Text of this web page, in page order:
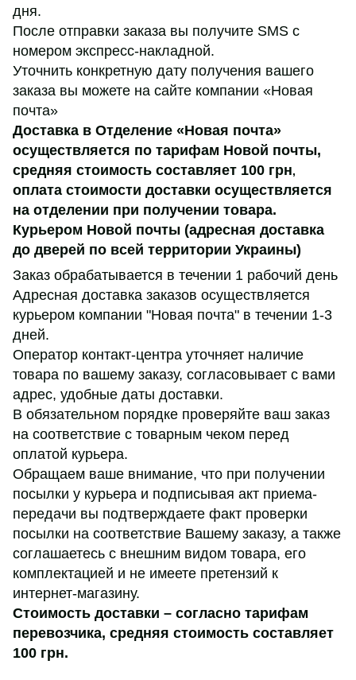
дня.
После отправки заказа вы получите SMS с
номером экспресс-накладной.
Уточнить конкретную дату получения вашего
заказа вы можете на сайте компании «Новая
почта»
Доставка в Отделение «Новая почта»
осуществляется по тарифам Новой почты,
средняя стоимость составляет 100 грн,
оплата стоимости доставки осуществляется
на отделении при получении товара.
Курьером Новой почты (адресная доставка
до дверей по всей территории Украины)
Заказ обрабатывается в течении 1 рабочий день
Адресная доставка заказов осуществляется
курьером компании "Новая почта" в течении 1-3
дней.
Оператор контакт-центра уточняет наличие
товара по вашему заказу, согласовывает с вами
адрес, удобные даты доставки.
В обязательном порядке проверяйте ваш заказ
на соответствие с товарным чеком перед
оплатой курьера.
Обращаем ваше внимание, что при получении
посылки у курьера и подписывая акт приема-
передачи вы подтверждаете факт проверки
посылки на соответствие Вашему заказу, а также
соглашаетесь с внешним видом товара, его
комплектацией и не имеете претензий к
интернет-магазину.
Стоимость доставки – согласно тарифам
перевозчика, средняя стоимость составляет
100 грн.